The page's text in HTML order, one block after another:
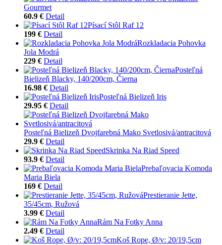
Gourmet
60.9 € Detail
Písací Stôl Raf 12
199 € Detail
Rozkladacia Pohovka
Jola Modrá
229 € Detail
Posteľná
Bielizeň Blacky, 140/200cm, Čierna
16.98 € Detail
Posteľná Bielizeň Iris
29.95 € Detail
Posteľná Bielizeň Dvojfarebná Mako Svetlosivá/antracitová
29.9 € Detail
Skrinka Na Riad Speed
93.9 € Detail
Prebaľovacia Komoda
Maria Biela
169 € Detail
Prestieranie Jette,
35/45cm, Ružová
3.99 € Detail
Rám Na Fotky Anna
2.49 € Detail
Koš Rope, Ø/v: 20/19,5cm